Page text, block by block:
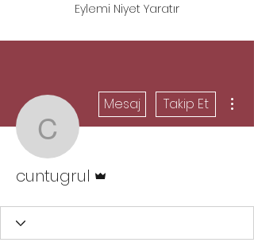
Eylemi Niyet Yaratır
cuntugrul
Mesaj Takip Et
cuntugrul